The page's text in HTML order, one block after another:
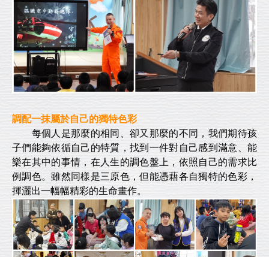
調配一抹屬於自己的獨特色彩
每個人是那麼的相同、卻又那麼的不同，我們期待孩
子們能夠依循自己的特質，找到一件對自己感到滿意、能
樂在其中的事情，在人生的調色盤上，依照自己的需求比
例調色。雖然同樣是三原色，但能憑藉各自獨特的色彩，
揮灑出一幅幅精彩的生命畫作。